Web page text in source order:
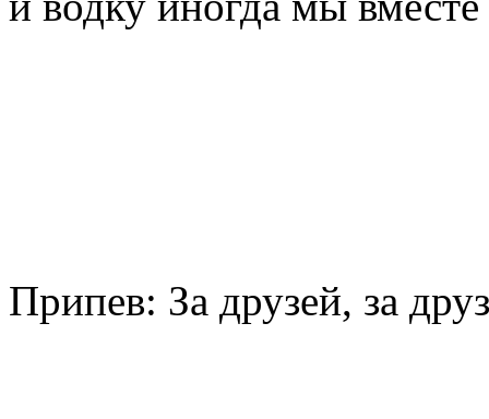
Припев: За друзей, за